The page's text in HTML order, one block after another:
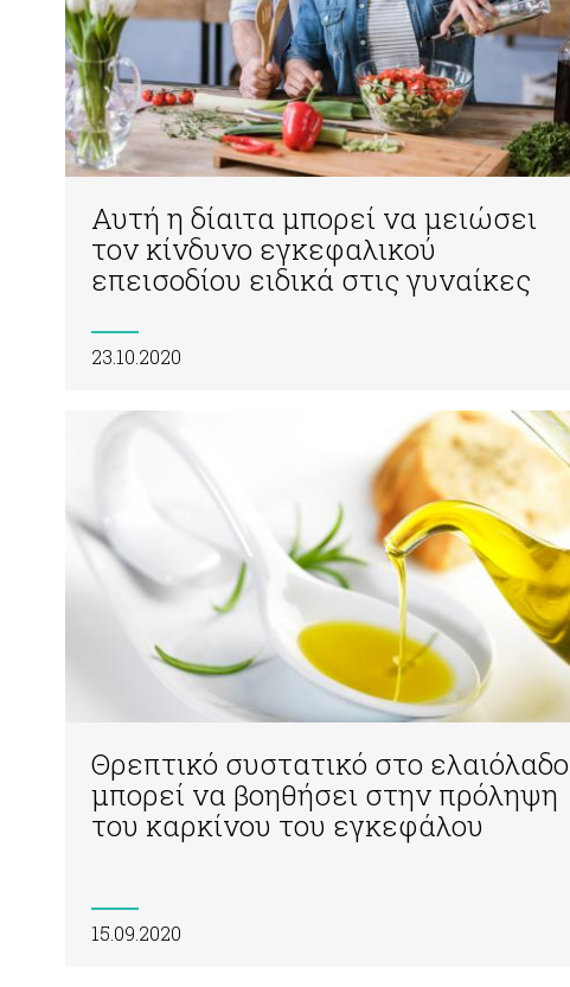
Αυτή η δίαιτα μπορεί να μειώσει
τον κίνδυνο εγκεφαλικού
επεισοδίου ειδικά στις γυναίκες
23.10.2020
Θρεπτικό συστατικό στο ελαιόλαδο
μπορεί να βοηθήσει στην πρόληψη
του καρκίνου του εγκεφάλου
15.09.2020